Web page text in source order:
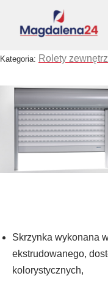
Przejdź
treści
Kategoria: Rolety
Skrzynka wykonana
ekstrudowanego,
kolorystycznych,